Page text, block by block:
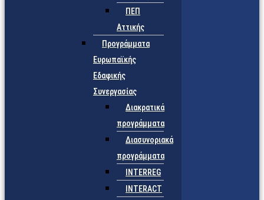
ΠΕΠ
Αττικής
Προγράμματα
Ευρωπαϊκής
Εδαφικής
Συνεργασίας
Διακρατικά
προγράμματα
Διασυνοριακά
προγράμματα
INTERREG
INTERACT